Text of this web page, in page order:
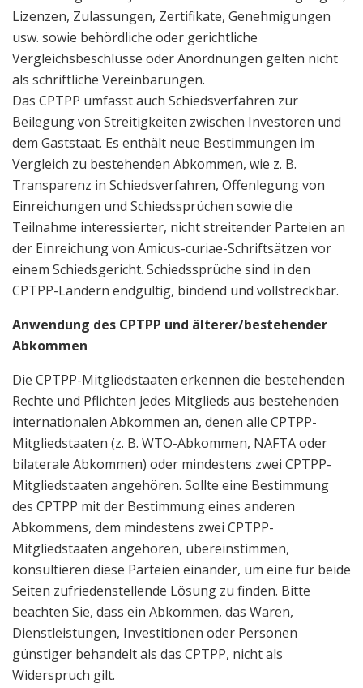
Lizenzen, Zulassungen, Zertifikate, Genehmigungen
usw. sowie behördliche oder gerichtliche
Vergleichsbeschlüsse oder Anordnungen gelten nicht
als schriftliche Vereinbarungen.
Das CPTPP umfasst auch Schiedsverfahren zur
Beilegung von Streitigkeiten zwischen Investoren und
dem Gaststaat. Es enthält neue Bestimmungen im
Vergleich zu bestehenden Abkommen, wie z. B.
Transparenz in Schiedsverfahren, Offenlegung von
Einreichungen und Schiedssprüchen sowie die
Teilnahme interessierter, nicht streitender Parteien an
der Einreichung von Amicus-curiae-Schriftsätzen vor
einem Schiedsgericht. Schiedssprüche sind in den
CPTPP-Ländern endgültig, bindend und vollstreckbar.
Anwendung des CPTPP und älterer/bestehender
Abkommen
Die CPTPP-Mitgliedstaaten erkennen die bestehenden
Rechte und Pflichten jedes Mitglieds aus bestehenden
internationalen Abkommen an, denen alle CPTPP-
Mitgliedstaaten (z. B. WTO-Abkommen, NAFTA oder
bilaterale Abkommen) oder mindestens zwei CPTPP-
Mitgliedstaaten angehören. Sollte eine Bestimmung
des CPTPP mit der Bestimmung eines anderen
Abkommens, dem mindestens zwei CPTPP-
Mitgliedstaaten angehören, übereinstimmen,
konsultieren diese Parteien einander, um eine für beide
Seiten zufriedenstellende Lösung zu finden. Bitte
beachten Sie, dass ein Abkommen, das Waren,
Dienstleistungen, Investitionen oder Personen
günstiger behandelt als das CPTPP, nicht als
Widerspruch gilt.